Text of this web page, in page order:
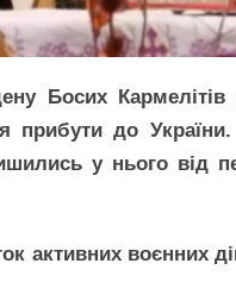
Босих
прибути до
у нього від
активних воєнних